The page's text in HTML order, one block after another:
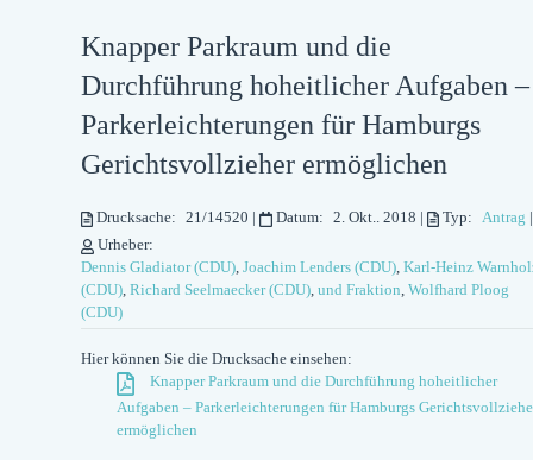
Knapper Parkraum und die
Durchführung hoheitlicher Aufgaben –
Parkerleichterungen für Hamburgs
Gerichtsvollzieher ermöglichen
Drucksache: 21/14520 | Datum: 2. Okt.. 2018 | Typ: Antrag |
Urheber:
Dennis Gladiator (CDU), Joachim Lenders (CDU), Karl-Heinz
(CDU), Richard Seelmaecker (CDU), und Fraktion, Wolfhard Ploog
(CDU)
Hier können Sie die Drucksache einsehen:
Knapper Parkraum und die Durchführung hoheitlicher
Aufgaben – Parkerleichterungen für Hamburgs
ermöglichen